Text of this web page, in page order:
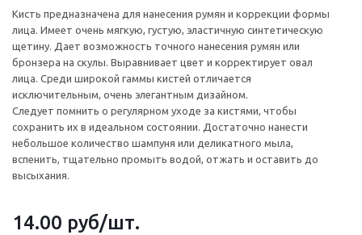
Кисть предназначена для нанесения румян и коррекции формы
лица. Имеет очень мягкую, густую, эластичную синтетическую
щетину. Дает возможность точного нанесения румян или
бронзера на скулы. Выравнивает цвет и корректирует овал
лица. Среди широкой гаммы кистей отличается
исключительным, очень элегантным дизайном.
Следует помнить о регулярном уходе за кистями, чтобы
сохранить их в идеальном состоянии. Достаточно нанести
небольшое количество шампуня или деликатного мыла,
вспенить, тщательно промыть водой, отжать и оставить до
высыхания.
14.00 руб/шт.